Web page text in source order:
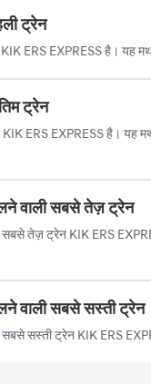
ट्रेन
KIK ERS EXPRESS है।
ट्रेन
KIK ERS EXPRESS है।
वाली सबसे तेज़ ट्रेन
सबसे तेज़ ट्रेन KIK ERS
वाली सबसे सस्ती ट्रेन
सबसे सस्ती ट्रेन KIK ERS